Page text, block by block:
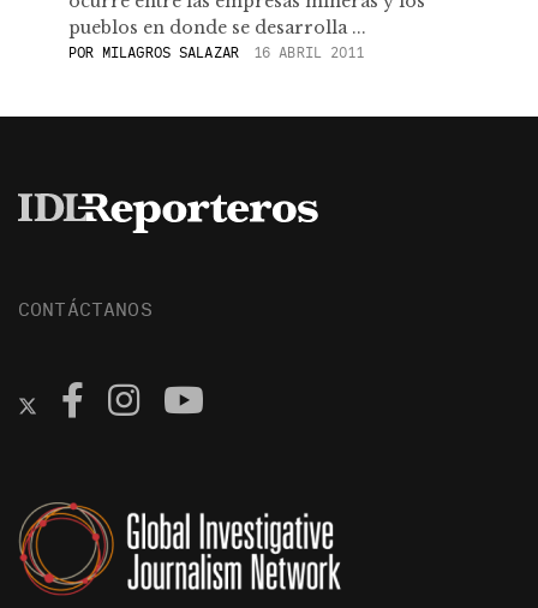
pueblos en donde se desarrolla ...
PORMILAGROS SALAZAR 16 ABRIL 2011
CONTÁCTANOS